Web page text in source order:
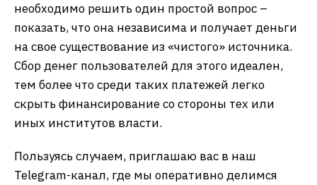
необходимо решить один простой вопрос –
показать, что она независима и получает деньги
на свое существование из «чистого» источника.
Сбор денег пользователей для этого идеален,
тем более что среди таких платежей легко
скрыть финансирование со стороны тех или
иных институтов власти.
Пользуясь случаем, приглашаю вас в наш
Telegram-канал, где мы оперативно делимся